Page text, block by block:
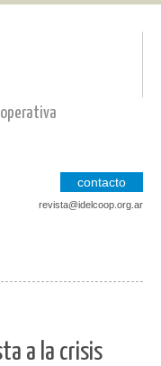
contacto
revista@idelcoop.org.ar
a la crisis